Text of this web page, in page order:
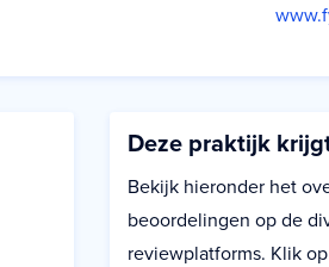
Deze praktijk
Bekijk hieronder het
beoordelingen op de
reviewplatforms. Klik